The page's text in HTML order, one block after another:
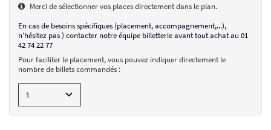
de 10.00 à 29.00 €
AJOUTER UN BILLET
Merci de sélectionner vos places directement dans le plan.
En cas de besoins spécifiques (placement, accompagnement,...),
n'hésitez pas ) contacter notre équipe billetterie avant tout achat au 01
42 74 22 77
Pour faciliter le placement, vous pouvez indiquer directement le
nombre de billets commandés :